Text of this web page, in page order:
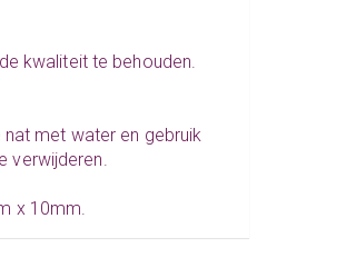
kwaliteit te behouden.
met water en gebruik
verwijderen.
x 10mm.